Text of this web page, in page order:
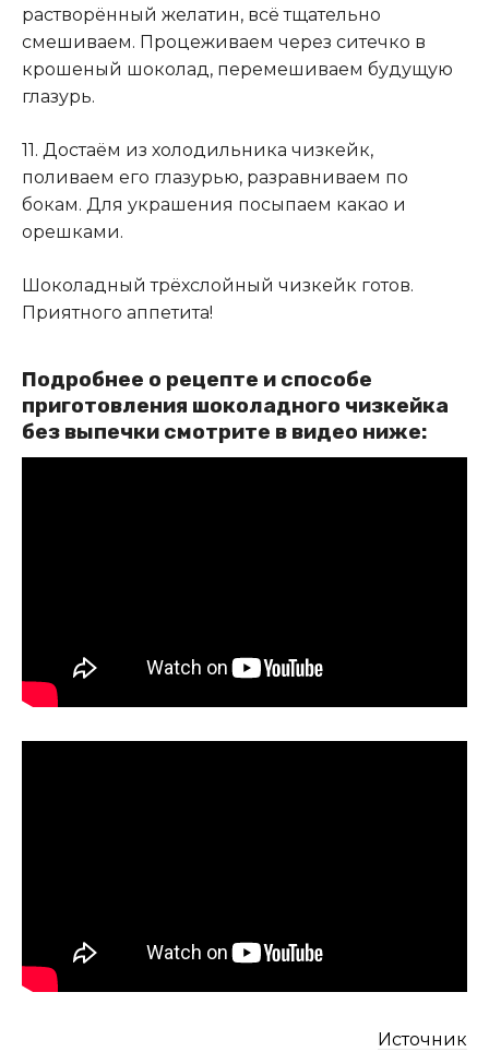
растворённый желатин, всё тщательно
смешиваем. Процеживаем через ситечко в
крошеный шоколад, перемешиваем будущую
глазурь.
11. Достаём из холодильника чизкейк,
поливаем его глазурью, разравниваем по
бокам. Для украшения посыпаем какао и
орешками.
Шоколадный трёхслойный чизкейк готов.
Приятного аппетита!
Подробнее о рецепте и способе
приготовления шоколадного чизкейка
без выпечки смотрите в видео ниже:
Источник